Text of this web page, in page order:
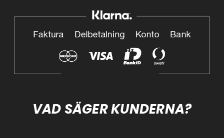
VAD SÄGER KUNDERNA?